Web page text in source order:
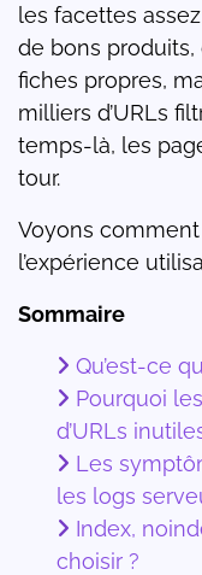
les facettes
de bons
fiches propres,
milliers d’URLs
temps-là, les
tour.
Voyons
l’expérience
Sommaire
Qu’est-ce
Pourquoi
d’URLs
Les
les logs
Index,
choisir ?